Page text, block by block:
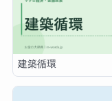
建築循環